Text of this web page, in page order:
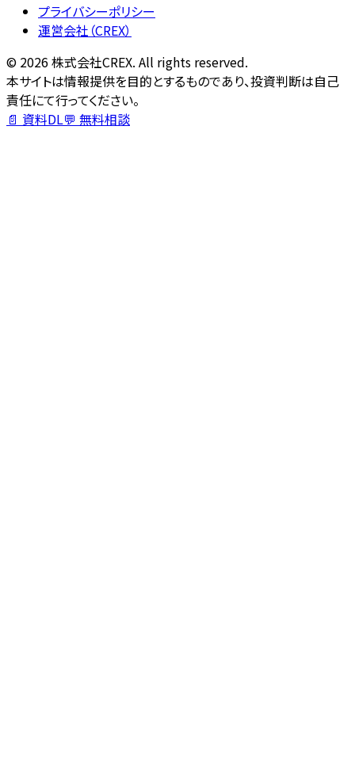
プライバシーポリシー
運営会社（CREX）
© 2026株式会社CREX. All rights reserved.
本サイトは情報提供を目的とするものであり、投資判断は自己
責任にて行ってください。
📄 資料DL💬 無料相談